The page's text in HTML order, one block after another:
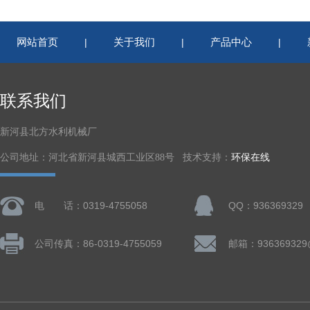
网站首页 | 关于我们 | 产品中心 |
联系我们
新河县北方水利机械厂
公司地址：河北省新河县城西工业区88号 技术支持： 环保在线
电 话：0319-4755058 QQ：936369329
公司传真：86-0319-4755059 邮箱：